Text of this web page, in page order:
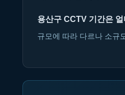
용산구 CCTV 기간은
규모에 따라 다르나 소규